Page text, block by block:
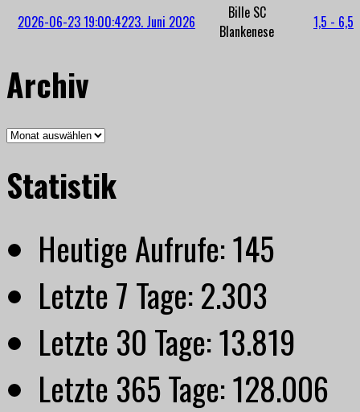
2026-06-23 19:00:4223. Juni 2026
Bille SC
Blankenese
1,5 - 6,5
Archiv
Archiv
Statistik
Heutige Aufrufe:145
Letzte 7 Tage:2.303
Letzte 30 Tage:13.819
Letzte 365 Tage:128.006